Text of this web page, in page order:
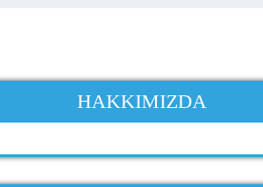
HAKKIMIZDA